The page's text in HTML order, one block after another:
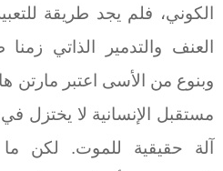
الكوني، فلم يجد طريقة
العنف والتدمير الذاتي
وبنوع من الأسى اعتبر مارتن
مستقبل الإنسانية لا يختزل في
آلة حقيقية للموت. لكن